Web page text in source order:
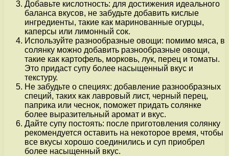
Добавьте кислотность: для достижения идеального
баланса вкусов, не забудьте добавить кислые
ингредиенты, такие как маринованные огурцы,
каперсы или лимонный сок.
Используйте разнообразные овощи: помимо мяса, в
солянку можно добавить разнообразные овощи,
такие как картофель, морковь, лук, перец и томаты.
Это придаст супу более насыщенный вкус и
текстуру.
Не забудьте о специях: добавление разнообразных
специй, таких как лавровый лист, черный перец,
паприка или чеснок, поможет придать солянке
более выразительный аромат и вкус.
Дайте супу постоять: после приготовления солянку
рекомендуется оставить на некоторое время, чтобы
все вкусы хорошо соединились и суп приобрел
более насыщенный вкус.